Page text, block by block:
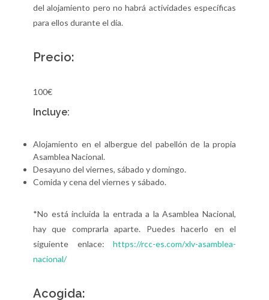
del alojamiento pero no habrá actividades específicas
para ellos durante el día.
Precio:
100€
Incluye:
Alojamiento en el albergue del pabellón de la propia
Asamblea Nacional.
Desayuno del viernes, sábado y domingo.
Comida y cena del viernes y sábado.
*No está incluida la entrada a la Asamblea Nacional,
hay que comprarla aparte. Puedes hacerlo en el
siguiente enlace: https://rcc-es.com/xlv-asamblea-
nacional/
Acogida: